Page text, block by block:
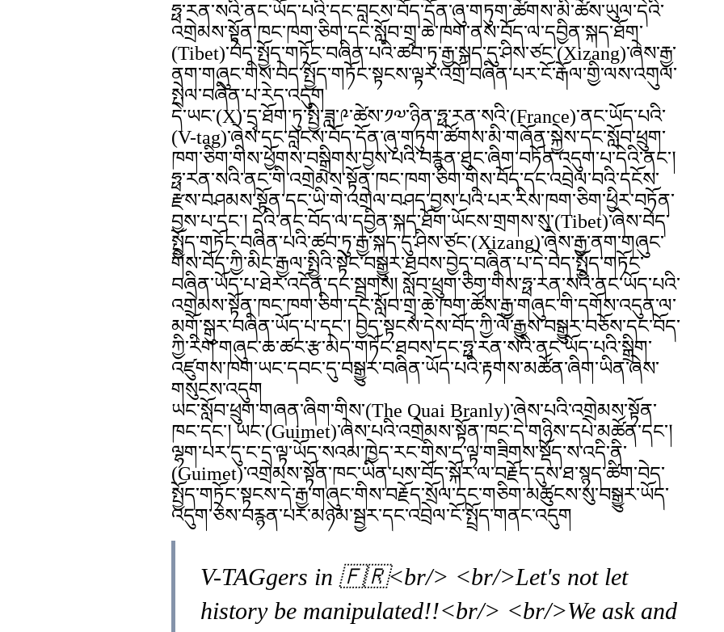
ཧྥ་རན་སའི་ནང་ཡོད་པའི་དང་བླངས་བོད་དོན་ཞུ་གཏུག་ཚོགས་མི་ཚོས་ཡུལ་དེའི་
འགྲེམས་སྟོན་ཁང་ཁག་ཅིག་དང་སློབ་གྲྭ་ཆེ་ཁག་ནས་བོད་ལ་དབྱིན་སྐད་ཐོག་
(Tibet)་བེད་སྤྱོད་གཏོང་བཞིན་པའི་ཚབ་ཏུ་རྒྱ་སྐད་དུ་ཤིས་ཙང་(Xizang)་ཞེས་རྒྱ་
ནག་གཞུང་གིས་བེད་སྤྱོད་གཏོང་སྟངས་ལྟར་འགྲོ་བཞིན་པར་ངོ་རྒོལ་གྱི་ལས་འགུལ་
སྤེལ་བཞིན་པ་རེད་འདུག
དེ་ཡང་(X)་དྲྭ་ཐོག་ཏུ་སྤྱི་ཟླ་༩་ཚེས་༡༧་ཉིན་ཧྥ་རན་སའི་(France)་ནང་ཡོད་པའི་
(V-tag)་ཞེས་དང་བླངས་བོད་དོན་ཞུ་གཏུག་ཚོགས་མི་གཞོན་སྐྱེས་དང་སློབ་ཕྲུག་
ཁག་ཅིག་གིས་ཕྱོགས་བསྒྲིགས་བྱས་པའི་བརྙན་ཐུང་ཞིག་བཏོན་འདུག་པ་དེའི་ནང་།
ཧྥ་རན་སའི་ནང་གི་འགྲེམས་སྟོན་ཁང་ཁག་ཅིག་གིས་བོད་དང་འབྲེལ་བའི་དངོས་
རྫས་བཤམས་སྟོན་དང་ཡི་གེ་འགྲེལ་བཤད་བྱས་པའི་པར་རིས་ཁག་ཅིག་ཕྱིར་བཏོན་
བྱས་པ་དང་། དེའི་ནང་བོད་ལ་དབྱིན་སྐད་ཐོག་ཡོངས་གྲགས་སུ་(Tibet)་ཞེས་བེད་
སྤྱོད་གཏོང་བཞིན་པའི་ཚབ་ཏུ་རྒྱ་སྐད་དུ་ཤིས་ཙང་(Xizang)་ཞེས་རྒྱ་ནག་གཞུང་
གིས་བོད་ཀྱི་མིང་རྒྱལ་སྤྱིའི་སྟེང་བསྒྱུར་ཐབས་བྱེད་བཞིན་པ་དེ་བེད་སྤྱོད་གཏོང་
བཞིན་ཡོད་པ་ཐེར་འདོན་དང་སྦྲགས། སློབ་ཕྲུག་ཅིག་གིས་ཧྥ་རན་སའི་ནང་ཡོད་པའི་
འགྲེམས་སྟོན་ཁང་ཁག་ཅིག་དང་སློབ་གྲྭ་ཆེ་ཁག་ཚོས་རྒྱ་གཞུང་གི་དགོས་འདུན་ལ་
མགོ་སྒུར་བཞིན་ཡོད་པ་དང་། བྱེད་སྟངས་དེས་བོད་ཀྱི་ལོ་རྒྱུས་བསྒྱུར་བཅོས་དང་བོད་
ཀྱི་རིག་གཞུང་ཆ་ཚང་རྩ་མེད་གཏོང་ཐབས་དང་ཧྥ་རན་སའི་ནང་ཡོད་པའི་སྒྲིག་
འཛུགས་ཁག་ཡང་དབང་དུ་བསྒྱུར་བཞིན་ཡོད་པའི་རྟགས་མཚོན་ཞིག་ཡིན་ཞེས་
གསུངས་འདུག
ཡང་སློབ་ཕྲུག་གཞན་ཞིག་གིས་(The Quai Branly)་ཞེས་པའི་འགྲེམས་སྟོན་
ཁང་དང་། ཡང་(Guimet)་ཞེས་པའི་འགྲེམས་སྟོན་ཁང་དེ་གཉིས་དཔེ་མཚོན་དང་།
ལྷག་པར་དུ་ང་ད་ལྟ་ཡོད་སའམ་ཁྱེད་རང་གིས་ད་ལྟ་གཟིགས་སྡོད་ས་འདི་ནི་
(Guimet)་འགྲེམས་སྟོན་ཁང་ཡིན་པས་བོད་སྐོར་ལ་བརྗོད་དུས་ཐ་སྙད་ཚིག་བེད་
སྤྱོད་གཏོང་སྟངས་དེ་རྒྱ་གཞུང་གིས་བརྗོད་སྲོལ་དང་གཅིག་མཚུངས་སུ་བསྒྱུར་ཡོད་
འདུག་ཅེས་བརྙན་པར་མཉམ་སྦྱར་དང་འབྲེལ་ངོ་སྤྲོད་གནང་འདུག
V-TAGgers in 🇫🇷<br/> <br/>Let's not let
history be manipulated!!<br/> <br/>We ask and